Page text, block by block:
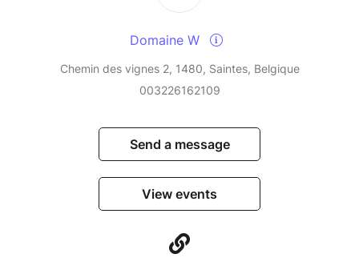
Domaine W
Chemin des vignes 2, 1480, Saintes, Belgique
003226162109
Send a message
View events